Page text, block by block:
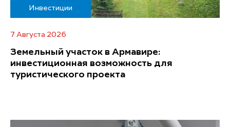
Инвестиции
7 Августа 2026
Земельный участок в Армавире:
инвестиционная возможность для
туристического проекта